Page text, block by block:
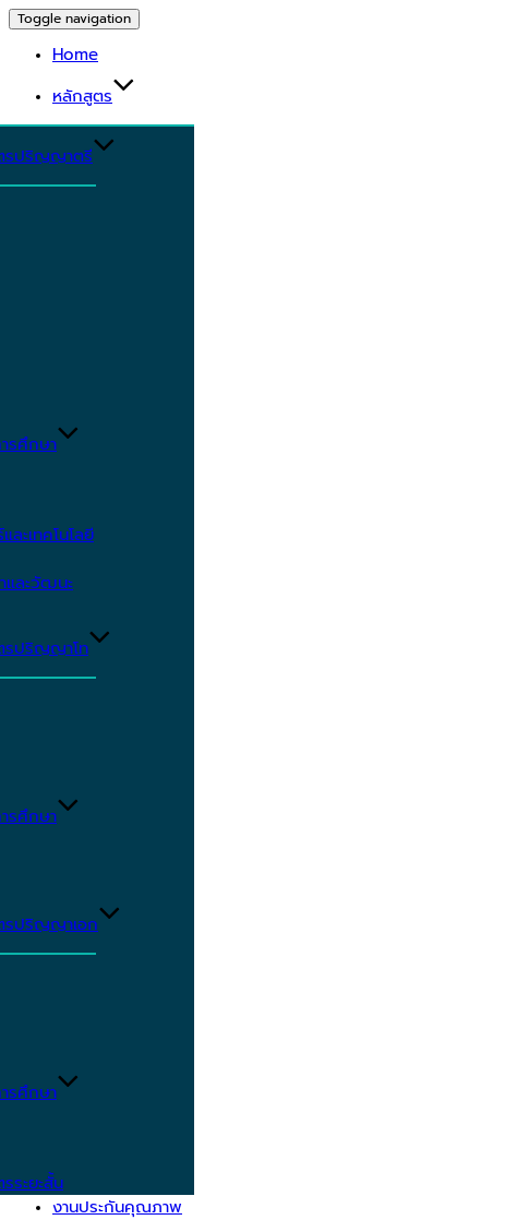
Toggle navigation
Home
หลักสูตร
รปริญญาตรี
รศึกษา
ะเทคโนโลยี
และวัฒนะ
รปริญญาโท
รศึกษา
รปริญญาเอก
รศึกษา
ระยะสั้น
งานประกันคุณภาพ